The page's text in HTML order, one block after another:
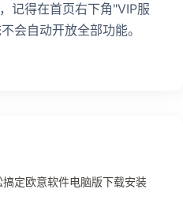
记得在首页右下角"VIP服
会自动开放全部功能。
定欧意软件电脑版下载安装